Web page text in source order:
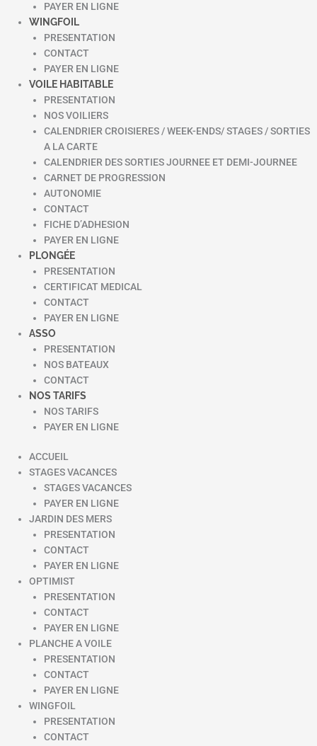
PAYER EN LIGNE
WINGFOIL
PRESENTATION
CONTACT
PAYER EN LIGNE
VOILE HABITABLE
PRESENTATION
NOS VOILIERS
CALENDRIER CROISIERES / WEEK-ENDS/ STAGES / SORTIES
A LA CARTE
CALENDRIER DES SORTIES JOURNEE ET DEMI-JOURNEE
CARNET DE PROGRESSION
AUTONOMIE
CONTACT
FICHE D’ADHESION
PAYER EN LIGNE
PLONGÉE
PRESENTATION
CERTIFICAT MEDICAL
CONTACT
PAYER EN LIGNE
ASSO
PRESENTATION
NOS BATEAUX
CONTACT
NOS TARIFS
NOS TARIFS
PAYER EN LIGNE
ACCUEIL
STAGES VACANCES
STAGES VACANCES
PAYER EN LIGNE
JARDIN DES MERS
PRESENTATION
CONTACT
PAYER EN LIGNE
OPTIMIST
PRESENTATION
CONTACT
PAYER EN LIGNE
PLANCHE A VOILE
PRESENTATION
CONTACT
PAYER EN LIGNE
WINGFOIL
PRESENTATION
CONTACT